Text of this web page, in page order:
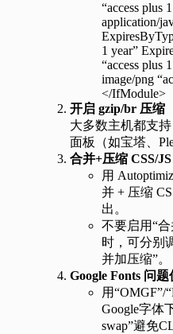
“access plus
application/
1 year”
“access plus
image/png
</IfModule>
开启 gzip/br 压缩
大多数主机都支
面板（如宝塔、
合并+压缩 CSS/JS
用
并 + 压缩
出。
不要启用“合
时，可分别
并加压缩”。
Google Fonts 问题
用“OMGF”/
Google字体
swap”避免